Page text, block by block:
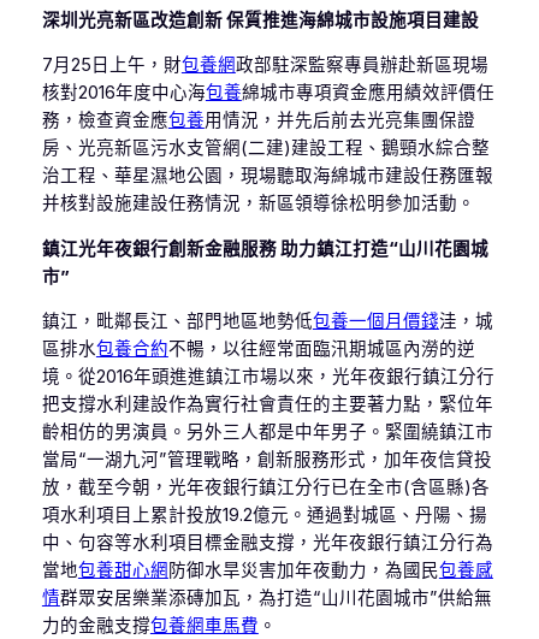
深圳光亮新區改造創新 保質推進海綿城市設施項目建設
7月25日上午，財包養網政部駐深監察專員辦赴新區現場
核對2016年度中心海包養綿城市專項資金應用績效評價任
務，檢查資金應包養用情況，并先后前去光亮集團保證
房、光亮新區污水支管網(二建)建設工程、鵝頸水綜合整
治工程、華星濕地公園，現場聽取海綿城市建設任務匯報
并核對設施建設任務情況，新區領導徐松明參加活動。
鎮江光年夜銀行創新金融服務 助力鎮江打造“山川花園城
市”
鎮江，毗鄰長江、部門地區地勢低包養一個月價錢洼，城
區排水包養合約不暢，以往經常面臨汛期城區內澇的逆
境。從2016年頭進進鎮江市場以來，光年夜銀行鎮江分行
把支撐水利建設作為實行社會責任的主要著力點，緊位年
齡相仿的男演員。另外三人都是中年男子。緊圍繞鎮江市
當局“一湖九河”管理戰略，創新服務形式，加年夜信貸投
放，截至今朝，光年夜銀行鎮江分行已在全市(含區縣)各
項水利項目上累計投放19.2億元。通過對城區、丹陽、揚
中、句容等水利項目標金融支撐，光年夜銀行鎮江分行為
當地包養甜心網 防御水旱災害加年夜動力，為國民包養感
情群眾安居樂業添磚加瓦，為打造“山川花園城市”供給無
力的金融支撐包養網車馬費 。